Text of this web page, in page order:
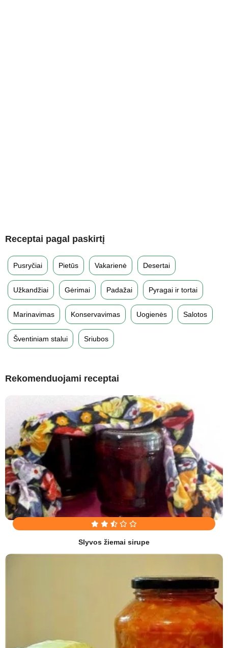
Receptai pagal paskirtį
Pusryčiai Pietūs Vakarienė Desertai
Užkandžiai Gėrimai Padažai Pyragai ir tortai
Marinavimas Konservavimas Uogienės Salotos
Šventiniam stalui Sriubos
Rekomenduojami receptai
Slyvos žiemai sirupe